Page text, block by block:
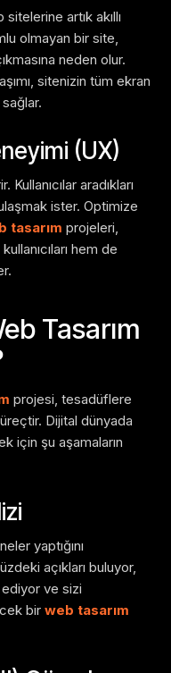
sitelerine artık akıllı
olmayan bir site,
neden olur.
sitenizin tüm ekran
(UX)
aradıkları
ister. Optimize
tasarım projeleri,
hem de
Tasarım
projesi, tesadüflere
Dijital dünyada
için şu aşamaların
yaptığını
açıkları buluyor,
ve sizi
bir web tasarım